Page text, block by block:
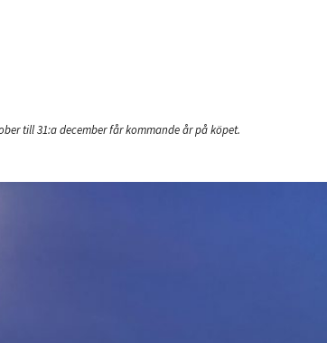
till 31:a december får kommande år på köpet.